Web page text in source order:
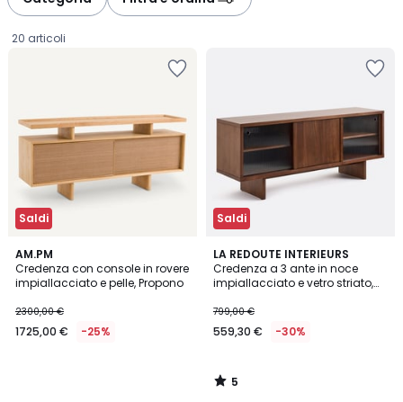
20 articoli
Saldi
AM.PM
Credenza con console in rovere
impiallacciato e pelle, Propono
€
Invece
2300,00 €
1725,00 € -25%
Saldi
LA REDOUTE INTERIEURS
Credenza a 3 ante in noce
impiallacciato e vetro striato,
799,00 €
559,30 € -30%
5
/
5
5
/